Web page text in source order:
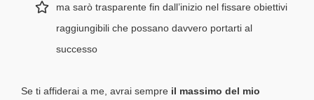
ma sarò trasparente fin dall’inizio nel fissare obiettivi
raggiungibili che possano davvero portarti al
successo
Se ti affiderai a me, avrai sempre il massimo del mio